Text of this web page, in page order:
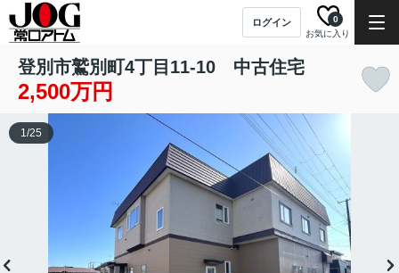
ログイン
お気に入り
0
登別市鷲別町4丁目11-10 中古住宅
2,500万円
1/25